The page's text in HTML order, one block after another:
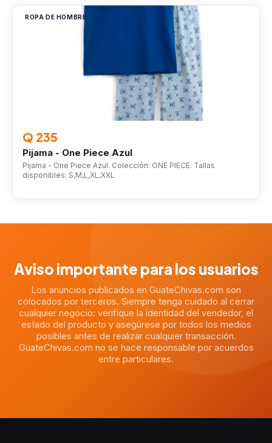
ROPA DE HOMBRE
Q 235
Pijama - One Piece Azul
Pijama - One Piece Azul. Colección: ONE PIECE. Tallas
disponibles: S,M,L,XL,XXL
Aviso importante para los usuarios
Los anuncios publicados en GuateChivas.com son
colocados por terceros. Siempre tenga cuidado al cerrar
cualquier negocio: verifique la identidad del vendedor, el
estado del producto y asegúrese por todos los medios
posibles antes de realizar cualquier transacción.
GuateChivas.com no se hace responsable por acuerdos
entre particulares.